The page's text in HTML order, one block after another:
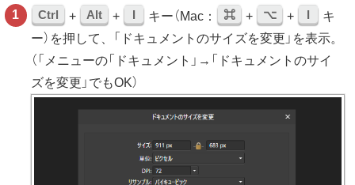
Ctrl + Alt + I キー（Mac： ⌘ + ⌥ + I
キ
ー）を押して、「ドキュメントのサイズを変更」を表示。
（「メニューの「ドキュメント」→「ドキュメントのサイ
ズを変更」でもOK）